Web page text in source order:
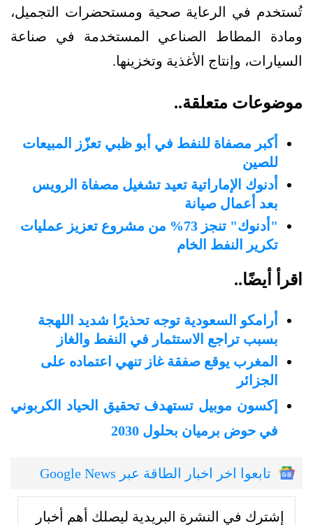
تُستخدم في الرعاية صحية ومستحضرات التجميل،
ومادة المطاط الصناعي المستخدمة في صناعة
السيارات، وإنتاج الأغذية وتخزينها.
موضوعات متعلقة..
أكبر مصفاة للنفط في أبو ظبي تعزّز المبيعات
للصين
أدنوك الإماراتية تعيد تشغيل مصفاة الرويس
بعد أعمال صيانة
"أدنوك" تنجز 73% من مشروع تعزيز عمليات
تكرير النفط الخام
اقرأ أيضًا..
أرامكو السعودية توجه تحذيرًا شديد اللهجة
بسبب تراجع الاستثمار في النفط والغاز
المغرب يوقع صفقة غاز تنهي اعتماده على
الجزائر
إكسون موبيل تستهدف تحقيق الحياد الكربوني
في حوض برميان بحلول 2030
تابعوا اخر اخبار الطاقة عبر Google News
إشترك في النشرة البريدية ليصلك أهم أخبار